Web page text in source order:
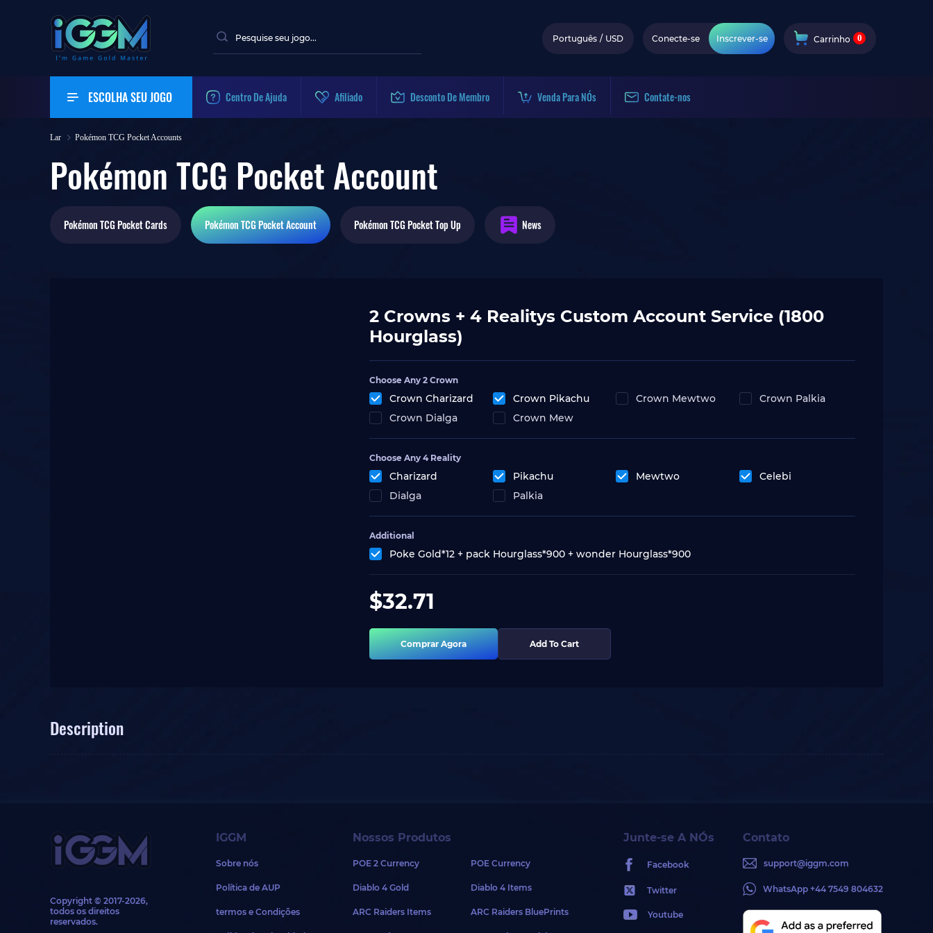
Português / USD Conecte-se Inscrever-se Carrinho 0
ESCOLHA SEU JOGO Centro De Ajuda Afiliado Desconto De Membro Venda Para NÓs Contate-nos
Lar Pokémon TCG Pocket Accounts
Pokémon TCG Pocket Account
Pokémon TCG PocketCards Pokémon TCG PocketAccount Pokémon TCG PocketTop Up News
Description
2 Crowns + 4 Realitys Custom Account Service (1800
Hourglass)
Choose Any 2 Crown
Crown Charizard Crown Pikachu Crown Mewtwo
Crown Palkia
Crown Dialga
Crown Mew
Choose Any 4 Reality
Charizard Pikachu Mewtwo
Celebi
Dialga
Palkia
Additional
Poke Gold*12 + pack Hourglass*900 + wonder Hourglass*900
$32.71
Comprar Agora Add To Cart
Copyright © 2017-2026,
todos os direitos
reservados.
IGGM
Sobre nós
Política de AUP
termos e Condições
Nossos Produtos
POE 2 Currency POE Currency
Diablo 4 Gold Diablo 4 Items
ARC Raiders Items ARC Raiders BluePrints
Junte-se A NÓs
Facebook
Twitter
Youtube
Contato
support@iggm.com
WhatsApp +44 7549 804632